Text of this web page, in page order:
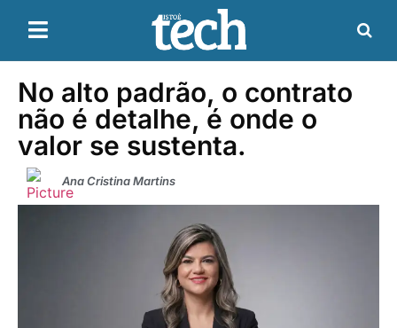
No alto padrão, o contrato
não é detalhe, é onde o
valor se sustenta.
Ana Cristina Martins